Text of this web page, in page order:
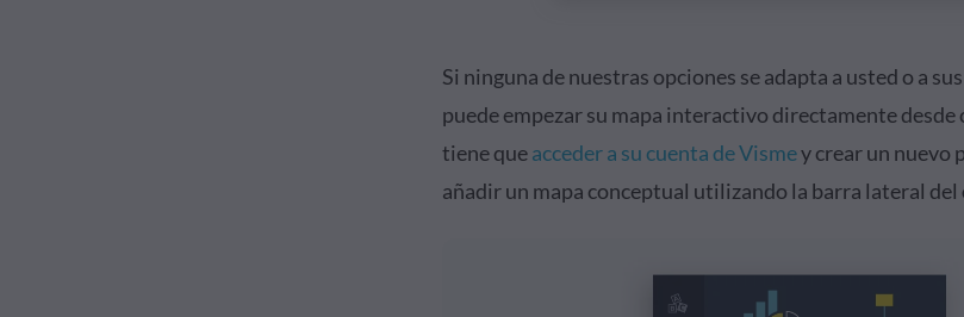
Si ninguna de nuestras opciones se adapta a usted o a
puede empezar su mapa interactivo directamente desde
tiene queacceder a su cuenta de Vismey crear un nuevo
añadir un mapa conceptual utilizando la barra lateral del